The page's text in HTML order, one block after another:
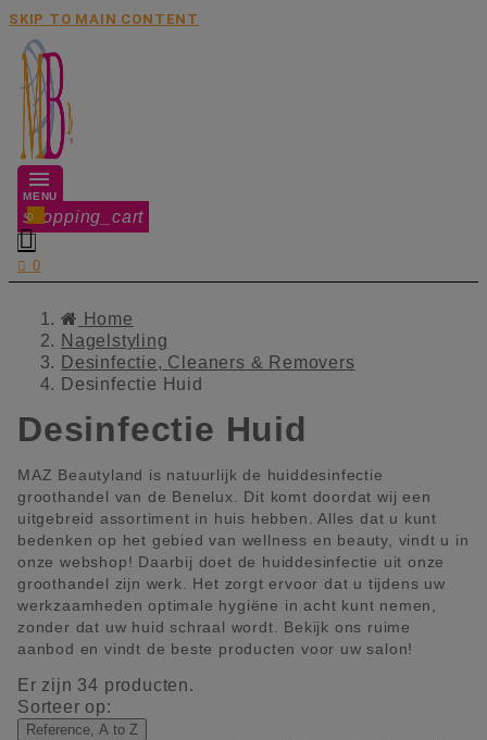
SKIP TO MAIN CONTENT
MENU
shopping_cart
0

 0
Home
Nagelstyling
Desinfectie, Cleaners & Removers
Desinfectie Huid
Desinfectie Huid
MAZ Beautyland is natuurlijk de huiddesinfectie
groothandel van de Benelux. Dit komt doordat wij een
uitgebreid assortiment in huis hebben. Alles dat u kunt
bedenken op het gebied van wellness en beauty, vindt u in
onze webshop! Daarbij doet de huiddesinfectie uit onze
groothandel zijn werk. Het zorgt ervoor dat u tijdens uw
werkzaamheden optimale hygiëne in acht kunt nemen,
zonder dat uw huid schraal wordt. Bekijk ons ruime
aanbod en vindt de beste producten voor uw salon!
Er zijn 34 producten.
Sorteer op:
Reference, A to Z